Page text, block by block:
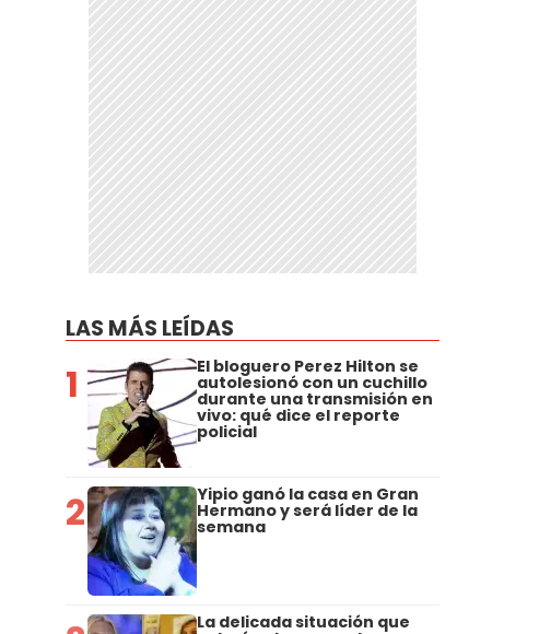
LAS MÁS LEÍDAS
1 El bloguero Perez Hilton se
autolesionó con un cuchillo
durante una transmisión en
vivo: qué dice el reporte
policial
2 Yipio ganó la casa en Gran
Hermano y será líder de la
semana
La delicada situación que